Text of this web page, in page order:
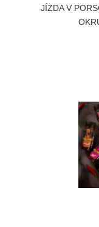
JÍZDA V